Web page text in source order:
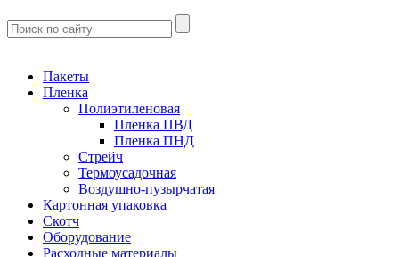
Пакеты
Пленка
Полиэтиленовая
Пленка ПВД
Пленка ПНД
Стрейч
Термоусадочная
Воздушно-пузырчатая
Картонная упаковка
Скотч
Оборудование
Расходные материалы